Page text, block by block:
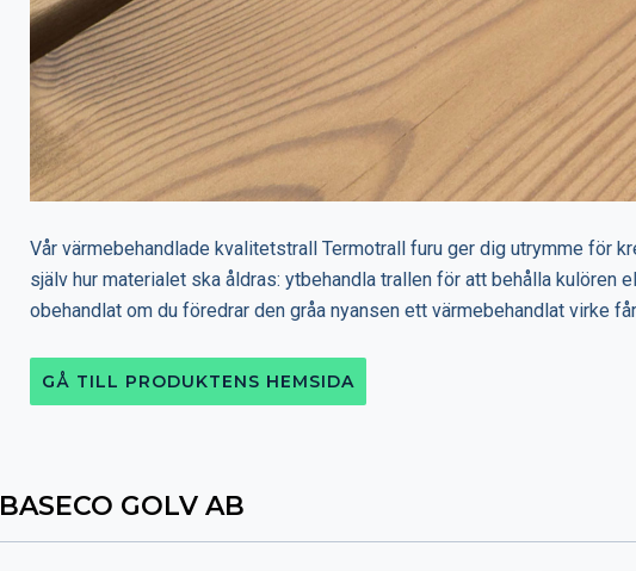
Vår värmebehandlade kvalitetstrall Termotrall furu ger dig utrymme för
själv hur materialet ska åldras: ytbehandla trallen för att behålla kulören
obehandlat om du föredrar den gråa nyansen ett värmebehandlat virke
GÅ TILL PRODUKTENS HEMSIDA
BASECO GOLV AB